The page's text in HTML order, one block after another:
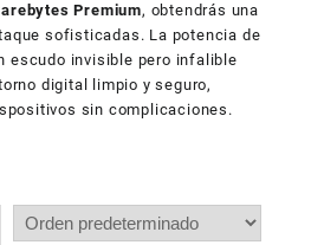
Premium, obtendrás una
sofisticadas. La potencia de
escudo invisible pero infalible
digital limpio y seguro,
sin complicaciones.